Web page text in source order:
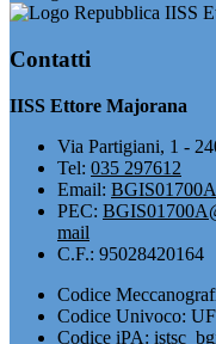
IISS
Contatti
IISS Ettore Majorana
Via Partigiani, 1 -
Tel: 035 297612
Email:
PEC:
mail
C.F.: 95028420164
Codice
Codice Univoco:
Codice iPA: